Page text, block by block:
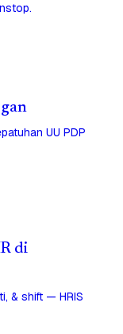
UU PDP
di
& shift — HRIS